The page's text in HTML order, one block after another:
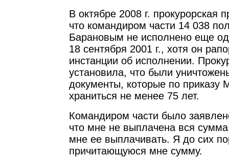
В октябре 2008 г. прокурорская
что командиром части 14 038
Барановым не исполнено еще
18 сентября 2001 г., хотя он
инстанции об исполнении.
установила, что были
документы, которые по
храниться не менее 75 лет.
Командиром части было
что мне не выплачена вся
мне ее выплачивать. Я до сих
причитающуюся мне сумму.